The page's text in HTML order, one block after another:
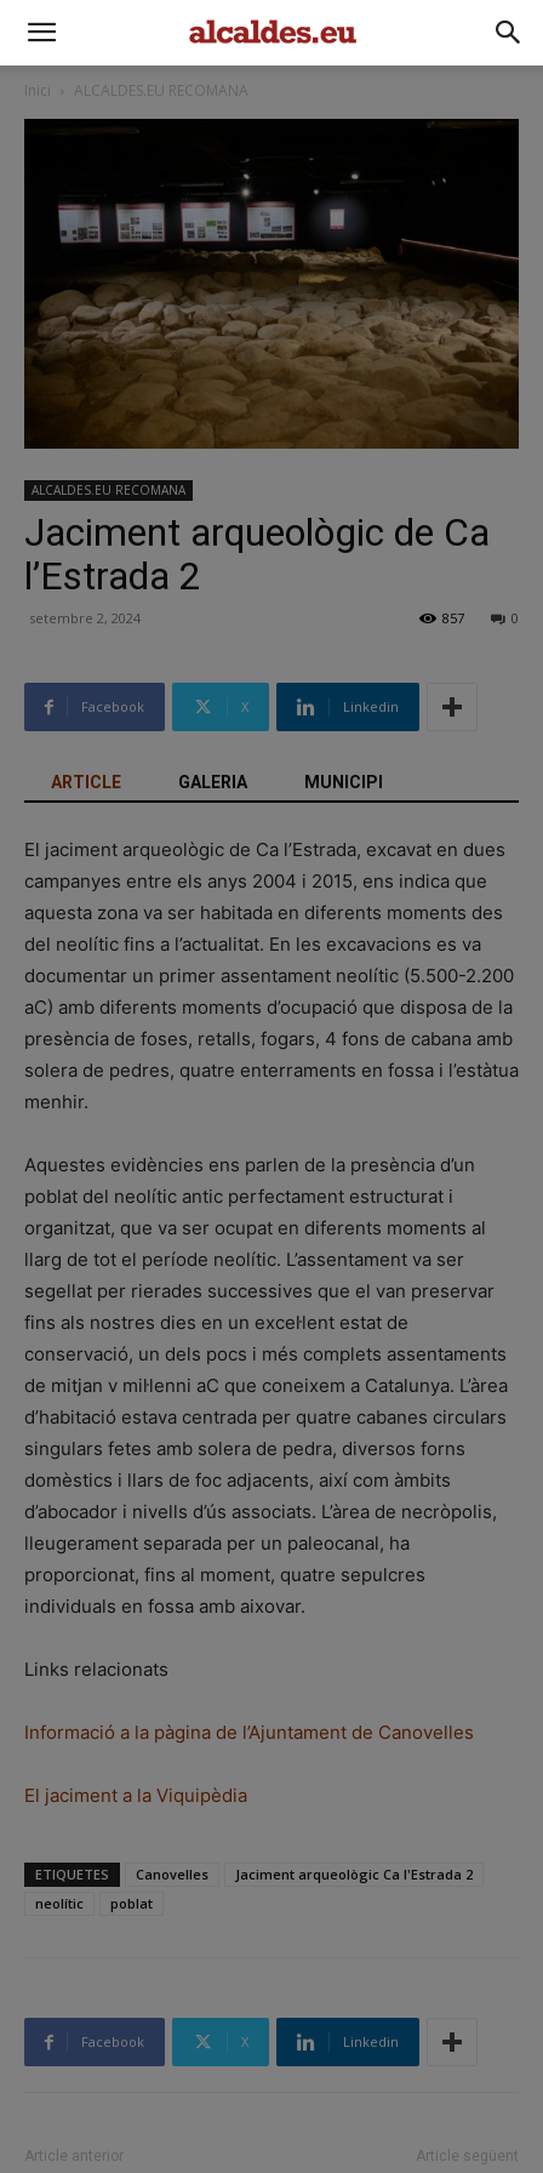
Inici ALCALDES.EU RECOMANA
ALCALDES.EU RECOMANA
Jaciment arqueològic de Ca
l’Estrada 2
setembre 2, 2024 0
857
Facebook X Linkedin
ARTICLE GALERIA MUNICIPI
El jaciment arqueològic de Ca l’Estrada, excavat en dues
campanyes entre els anys 2004 i 2015, ens indica que
aquesta zona va ser habitada en diferents moments des
del neolític fins a l’actualitat. En les excavacions es va
documentar un primer assentament neolític (5.500-2.200
aC) amb diferents moments d’ocupació que disposa de la
presència de foses, retalls, fogars, 4 fons de cabana amb
solera de pedres, quatre enterraments en fossa i l’estàtua
menhir.
Aquestes evidències ens parlen de la presència d’un
poblat del neolític antic perfectament estructurat i
organitzat, que va ser ocupat en diferents moments al
llarg de tot el període neolític. L’assentament va ser
segellat per rierades successives que el van preservar
fins als nostres dies en un excel·lent estat de
conservació, un dels pocs i més complets assentaments
de mitjan v mil·lenni aC que coneixem a Catalunya. L’àrea
d’habitació estava centrada per quatre cabanes circulars
singulars fetes amb solera de pedra, diversos forns
domèstics i llars de foc adjacents, així com àmbits
d’abocador i nivells d’ús associats. L’àrea de necròpolis,
lleugerament separada per un paleocanal, ha
proporcionat, fins al moment, quatre sepulcres
individuals en fossa amb aixovar.
Links relacionats
Informació a la pàgina de l’Ajuntament de Canovelles
El jaciment a la Viquipèdia
ETIQUETES Canovelles
Jaciment arqueològic Ca l'Estrada 2
neolític
poblat
Facebook X Linkedin
Article anterior Article següent